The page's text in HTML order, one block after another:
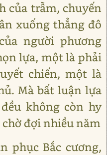
của trẫm, chuyến
xuống thẳng đô
người phương
lựa, một là phải
chiến, một là
Mà bất luận lựa
không còn hy
đợi nhiều năm
phục Bắc cương,